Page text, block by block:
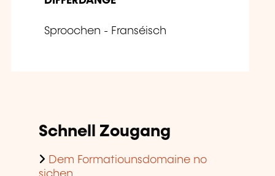
Sproochen - Franséisch
Schnell Zougang
Dem Formatiounsdomaine no